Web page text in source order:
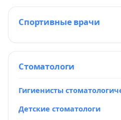
Спортивные врачи
Стоматологи
Гигиенисты
Детские стоматологи